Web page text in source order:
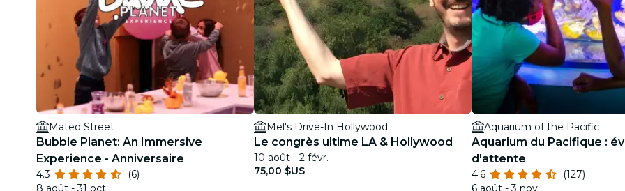
Mateo Street
Bubble Planet: An Immersive
Experience - Anniversaire
4.3
(6)
8 août - 31 oct.
Mel's Drive-In Hollywood
Le congrès ultime LA & Hollywood
10 août - 2 févr.
75,00 $US
Aquarium of the Pacific
Aquarium du Pacifique :
d'attente
4.6
(127)
6 août - 3 nov.